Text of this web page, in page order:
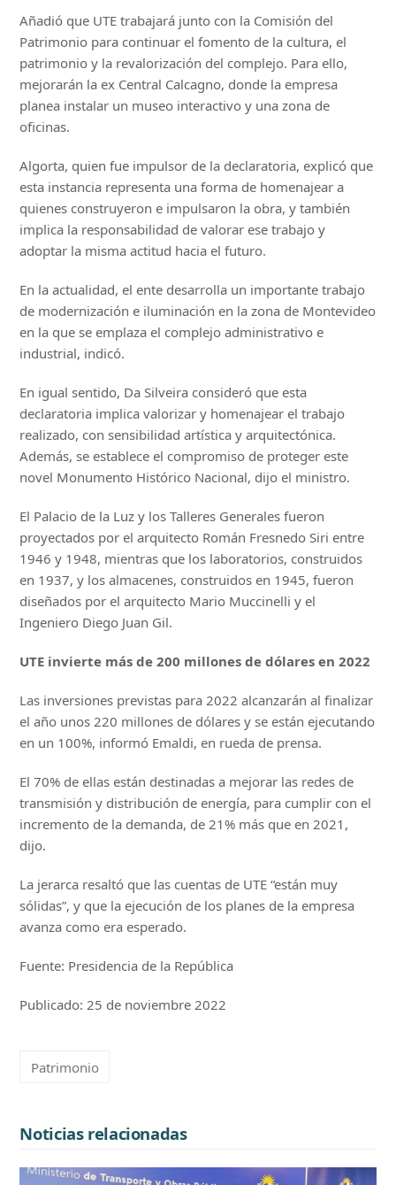
Añadió que UTE trabajará junto con la Comisión del
Patrimonio para continuar el fomento de la cultura, el
patrimonio y la revalorización del complejo. Para ello,
mejorarán la ex Central Calcagno, donde la empresa
planea instalar un museo interactivo y una zona de
oficinas.
Algorta, quien fue impulsor de la declaratoria, explicó que
esta instancia representa una forma de homenajear a
quienes construyeron e impulsaron la obra, y también
implica la responsabilidad de valorar ese trabajo y
adoptar la misma actitud hacia el futuro.
En la actualidad, el ente desarrolla un importante trabajo
de modernización e iluminación en la zona de Montevideo
en la que se emplaza el complejo administrativo e
industrial, indicó.
En igual sentido, Da Silveira consideró que esta
declaratoria implica valorizar y homenajear el trabajo
realizado, con sensibilidad artística y arquitectónica.
Además, se establece el compromiso de proteger este
novel Monumento Histórico Nacional, dijo el ministro.
El Palacio de la Luz y los Talleres Generales fueron
proyectados por el arquitecto Román Fresnedo Siri entre
1946 y 1948, mientras que los laboratorios, construidos
en 1937, y los almacenes, construidos en 1945, fueron
diseñados por el arquitecto Mario Muccinelli y el
Ingeniero Diego Juan Gil.
UTE invierte más de 200 millones de dólares en 2022
Las inversiones previstas para 2022 alcanzarán al finalizar
el año unos 220 millones de dólares y se están ejecutando
en un 100%, informó Emaldi, en rueda de prensa.
El 70% de ellas están destinadas a mejorar las redes de
transmisión y distribución de energía, para cumplir con el
incremento de la demanda, de 21% más que en 2021,
dijo.
La jerarca resaltó que las cuentas de UTE “están muy
sólidas”, y que la ejecución de los planes de la empresa
avanza como era esperado.
Fuente: Presidencia de la República
Publicado: 25 de noviembre 2022
Patrimonio
Noticias relacionadas